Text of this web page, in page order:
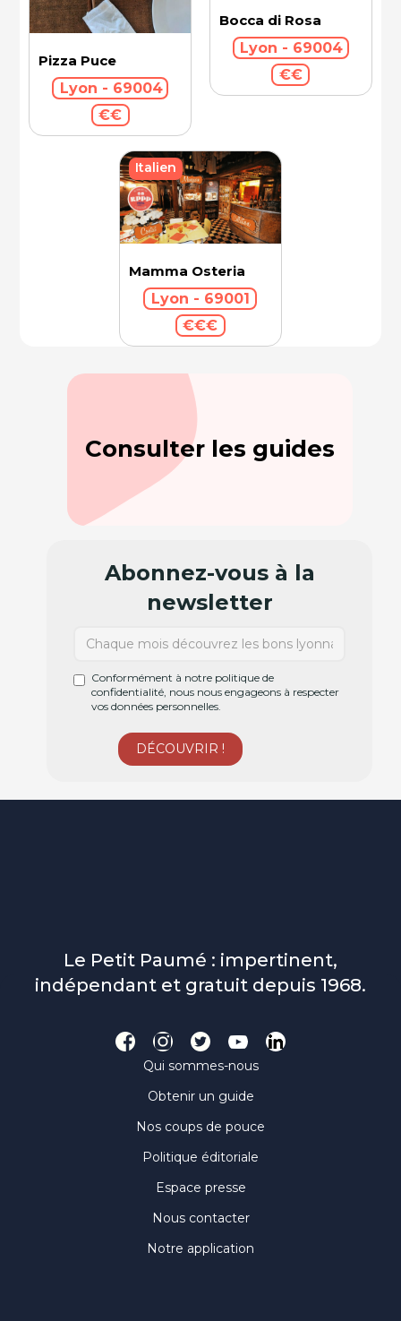
Pizza Puce
Lyon - 69004
€€
Bocca di Rosa
Lyon - 69004
€€
Mamma Osteria
Lyon - 69001
€€€
Italien
Consulter les guides
Abonnez-vous à la
newsletter
Conformément à notre politique de
confidentialité, nous nous engageons à respecter
vos données personnelles.
Le Petit Paumé : impertinent,
indépendant et gratuit depuis 1968.
Qui sommes-nous
Obtenir un guide
Nos coups de pouce
Politique éditoriale
Espace presse
Nous contacter
Notre application